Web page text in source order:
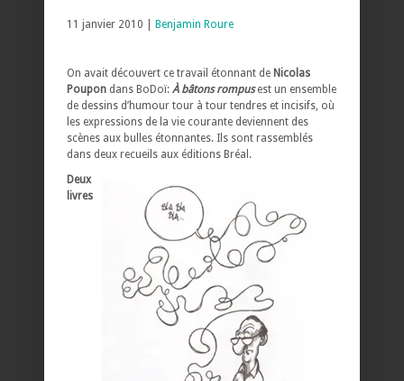
11 janvier 2010 | Benjamin Roure
On avait découvert ce travail étonnant de Nicolas
Poupon dans BoDoï: À bâtons rompusest un ensemble
de dessins d’humour tour à tour tendres et incisifs, où
les expressions de la vie courante deviennent des
scènes aux bulles étonnantes. Ils sont rassemblés
dans deux recueils aux éditions Bréal.
Deux
livres